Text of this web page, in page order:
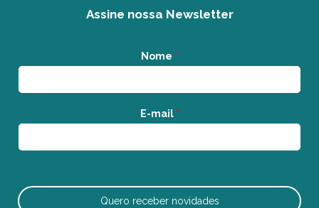
Assine nossa Newsletter
Nome *
E-mail *
Quero receber novidades